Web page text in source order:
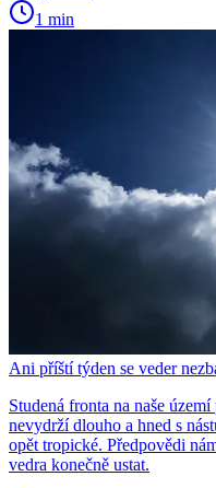
1 min
Ani příští týden se veder
Studená fronta na naše
nevydrží dlouho a hned s
opět tropické. Předpovědi
vedra konečně ustat.